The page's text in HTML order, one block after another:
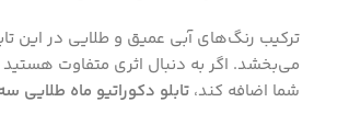
ترکیب رنگ‌های آبی عمیق و طلایی در این
می‌بخشد. اگر به دنبال اثری متفاوت
شما اضافه کند، تابلو دکوراتیو ماه طلایی